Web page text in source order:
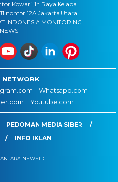
Kowari jln Raya Kelapa
nomor 12A Jakarta Utara
INDONESIA MONITORING
NEWS
NETWORK
Whatsapp.com
Youtube.com
PEDOMAN MEDIA SIBER
INFO IKLAN
NEWS.ID